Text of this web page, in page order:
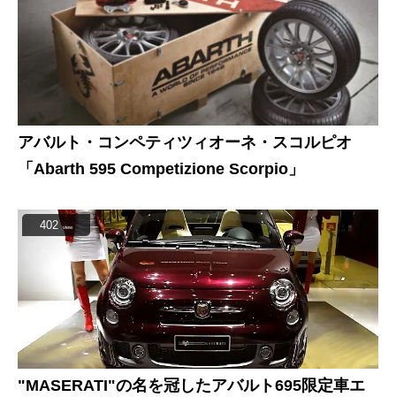
アバルト・コンペティツィオーネ・スコルピオ
「Abarth 595 Competizione Scorpio」
402 view
"MASERATI"の名を冠したアバルト695限定車エ